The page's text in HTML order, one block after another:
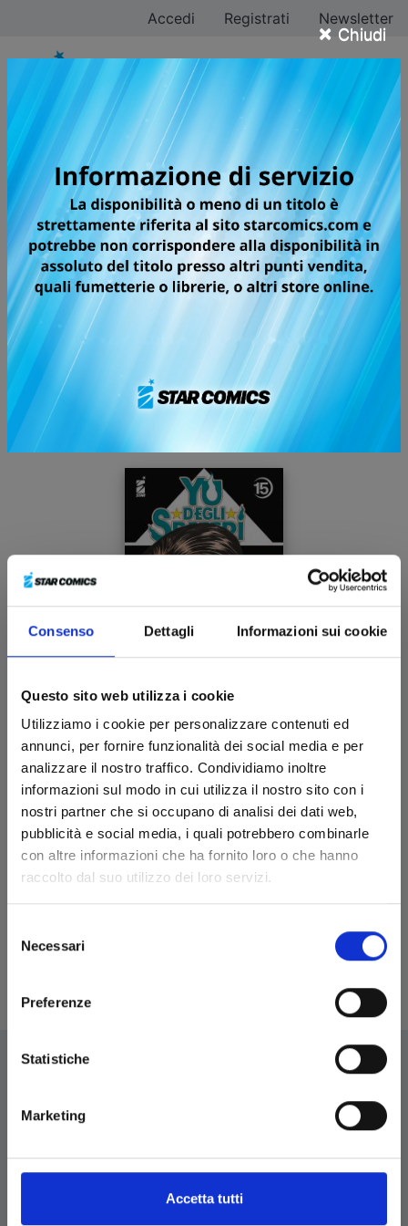
Consenso Dettagli Informazioni sui cookie
Questo sito web utilizza i cookie
Utilizziamo i cookie per personalizzare contenuti ed
annunci, per fornire funzionalità dei social media e per
analizzare il nostro traffico. Condividiamo inoltre
informazioni sul modo in cui utilizza il nostro sito con i
nostri partner che si occupano di analisi dei dati web,
pubblicità e social media, i quali potrebbero combinarle
con altre informazioni che ha fornito loro o che hanno
raccolto dal suo utilizzo dei loro servizi.
delNecessari
Preferenze
Statistiche
Marketing
Accetta tutti
× Chiudi
Accedi Registrati Newsletter
Fumetti uscite di
martedì 26 agosto
2025
Di seguito ti proponiamo le ultime uscite di martedì 26
agosto 2025 dei fumetti Star Comics.
Clicca sul fumetto di tuo interesse per leggerne in
anteprima
FUMETTI MARTEDÌ 26
AGOSTO 2025
YU DEGLI SPETTRI NEW EDITION n. 15
26/08/2025
€ 5,90
Pagina 2 di 2
EDIZIONI STAR COMICS